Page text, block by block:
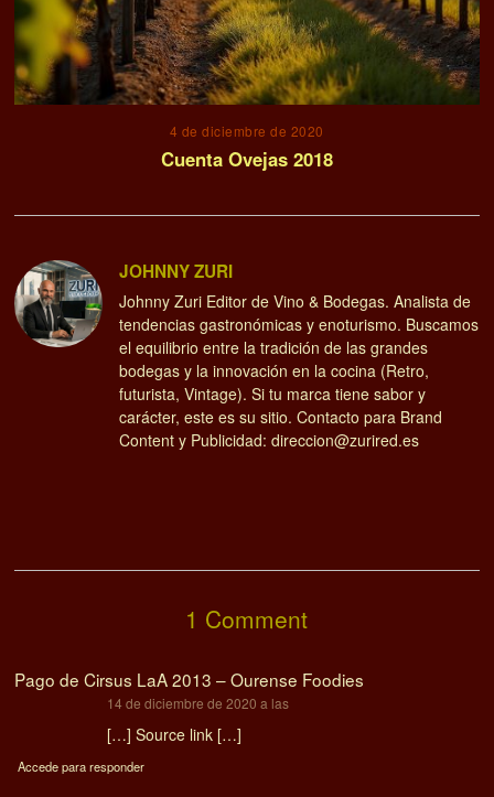
4 de diciembre de 2020
Cuenta Ovejas 2018
JOHNNY ZURI
Johnny Zuri Editor de Vino & Bodegas. Analista de
tendencias gastronómicas y enoturismo. Buscamos
el equilibrio entre la tradición de las grandes
bodegas y la innovación en la cocina (Retro,
futurista, Vintage). Si tu marca tiene sabor y
carácter, este es su sitio. Contacto para Brand
Content y Publicidad: direccion@zurired.es
1 Comment
Pago de Cirsus LaA 2013 – Ourense Foodies
14 de diciembre de 2020 a las
[…] Source link […]
Accede para responder